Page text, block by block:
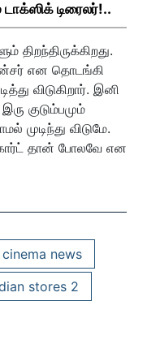
டிரைலர்!..
திறந்திருக்கிறது.
என தொடங்கி
விடுகிறார். இனி
குடும்பமும்
முடிந்து விடுமே.
தான் போலவே என
news
stores 2